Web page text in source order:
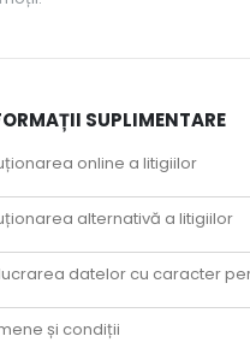
SUPLIMENTARE
online a litigiilor
alternativă a litigiilor
datelor cu caracter
și condiții